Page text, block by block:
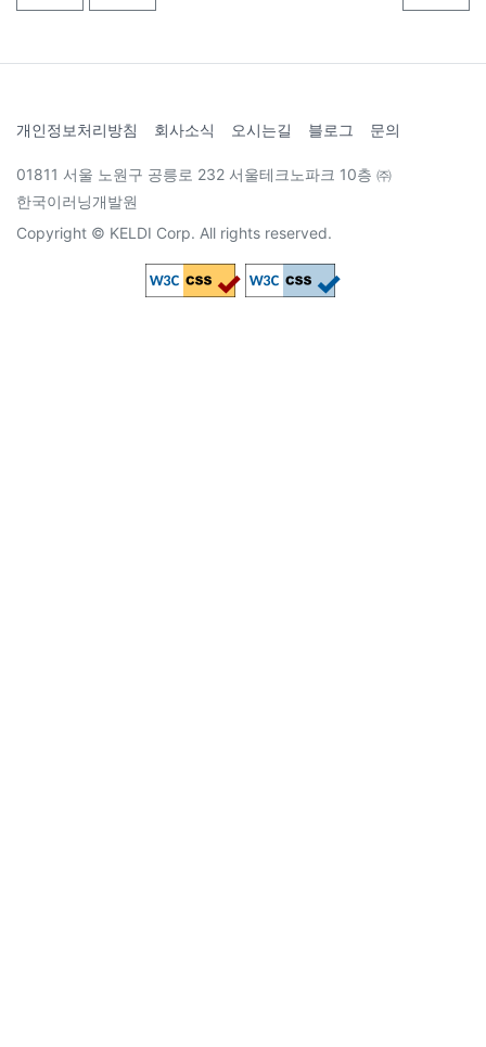
개인정보처리방침 회사소식 오시는길 블로그 문의
01811 서울 노원구 공릉로 232 서울테크노파크 10층 ㈜
한국이러닝개발원
Copyright © KELDI Corp. All rights reserved.